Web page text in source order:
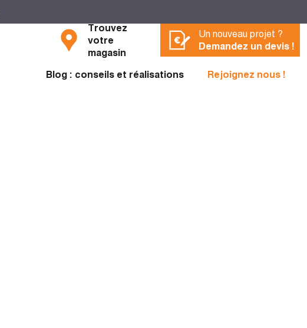
Trouvez
votre
magasin
Un nouveau projet ?
Demandez un devis !
Blog : conseils et réalisations Rejoignez nous !